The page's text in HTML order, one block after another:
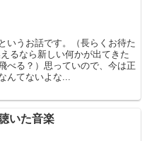
いうお話です。（長らくお待た
るなら新しい何かが出てきた
べる？）思っていので、今は正
んてないよな...
いた音楽